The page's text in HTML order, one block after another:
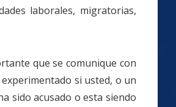
laborales, migratorias,
que se comunique con
si usted, o un
sido acusado o esta siendo